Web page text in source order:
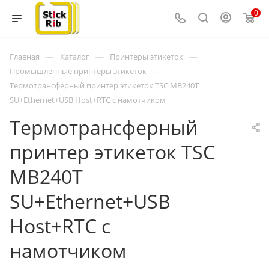
0
Главная — Каталог — Принтеры этикеток —
Промышленные принтеры этикеток —
Термотрансферный принтер этикеток TSC MB240T
SU+Ethernet+USB Host+RTC с намотчиком
Термотрансферный
принтер этикеток TSC
MB240T
SU+Ethernet+USB
Host+RTC с
намотчиком